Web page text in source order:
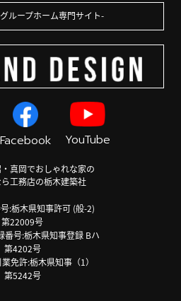
ループホーム専門サイト
Facebook YouTube
真岡でおしゃれな家の
工務店の栃木建築社
:栃木県知事許可 (般-2)
第22009号
番号:栃木県知事登録 Bハ
第4202号
免許:栃木県知事（1）
第5242号